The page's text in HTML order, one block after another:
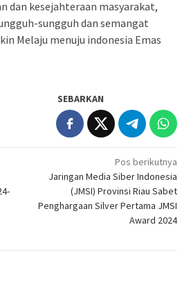
dan kesejahteraan masyarakat,
sungguh dan semangat
Melaju menuju indonesia Emas
SEBARKAN
Pos berikutnya
Jaringan Media Siber Indonesia
(JMSI) Provinsi Riau Sabet
Penghargaan Silver Pertama JMSI
Award 2024